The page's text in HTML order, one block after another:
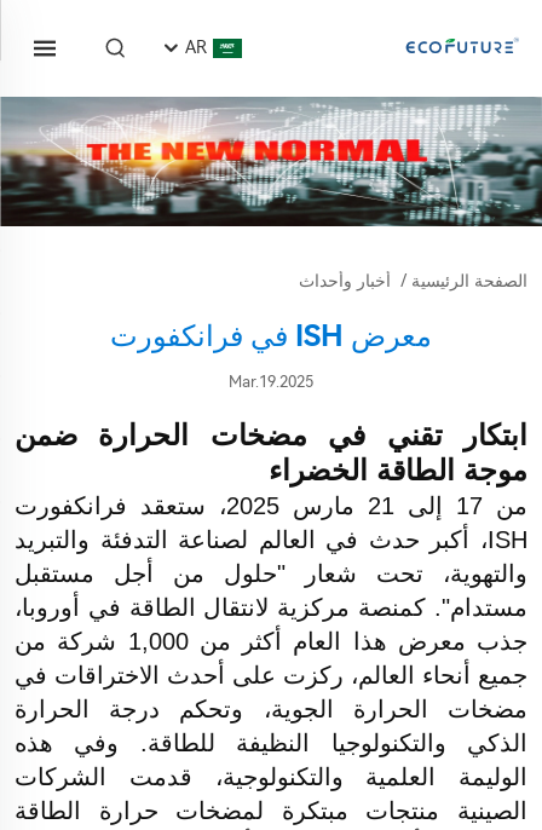
AR
الصفحة الرئيسية / أخبار وأحداث
معرض ISH في فرانكفورت
Mar.19.2025
ابتكار تقني في مضخات الحرارة ضمن
موجة الطاقة الخضراء
من 17 إلى 21 مارس 2025، ستعقد فرانكفورت
ISH، أكبر حدث في العالم لصناعة التدفئة والتبريد
والتهوية، تحت شعار "حلول من أجل مستقبل
مستدام". كمنصة مركزية لانتقال الطاقة في أوروبا،
جذب معرض هذا العام أكثر من 1,000 شركة من
جميع أنحاء العالم، ركزت على أحدث الاختراقات في
مضخات الحرارة الجوية، وتحكم درجة الحرارة
الذكي والتكنولوجيا النظيفة للطاقة. وفي هذه
الوليمة العلمية والتكنولوجية، قدمت الشركات
الصينية منتجات مبتكرة لمضخات حرارة الطاقة